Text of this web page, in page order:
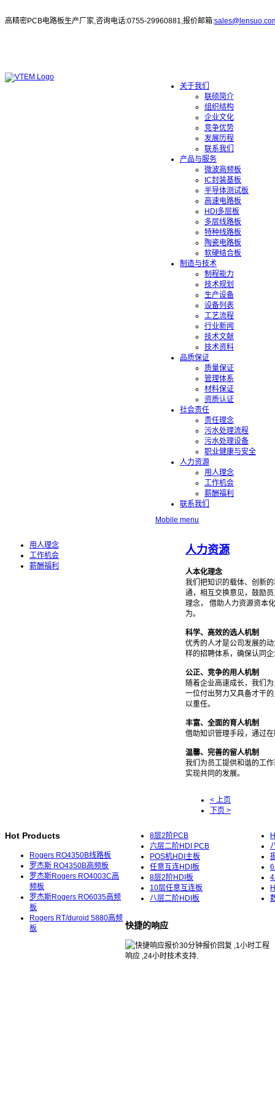
高精密PCB电路板生产厂家,咨询电话:0755-29960881,报价邮箱:
关于我们
联硕简介
组织结构
企业文化
竞争优势
发展历程
联系我们
产品与服务
微波高频板
IC封装基板
半导体测试板
高速电路板
HDI多层板
多层线路板
特种线路板
陶瓷电路板
软硬结合板
制造与技术
制程能力
技术规划
生产设备
设备列表
工艺流程
行业新闻
技术文献
技术资料
品质保证
质量保证
管理体系
材料保证
资质认证
社会责任
责任理念
污水处理流程
污水处理设备
职业健康与安全
人力资源
用人理念
工作机会
薪酬福利
联系我们
Mobile menu
用人理念
工作机会
薪酬福利
人力资源
人本化理念
我们把知识的载体、创新
通，相互交换意见，鼓励
理念， 借助人力资源资本
为。
科学、高效的选人机制
优秀的人才是公司发展的
样的招聘体系，确保认同
公正、竞争的用人机制
随着企业高速成长，我们
一位付出努力又具备才干
以重任。
丰富、全面的育人机制
借助知识管理手段，通过
温馨、完善的留人机制
我们为员工提供和谐的工
实现共同的发展。
< 上页
下页 >
Hot Products
Rogers RO4350B线路板
罗杰斯 RO4350B高频板
罗杰斯Rogers RO4003C高
频板
罗杰斯Rogers RO6035高频
板
Rogers RT/duroid 5880高频
板
8层2阶PCB
六层二阶HDI PCB
POS机HDI主板
任意互连HDI板
8层2阶HDI板
10层任意互连板
八层二阶HDI板
快捷的响应
30分钟报价回复 ,1小时工程
响应 ,24小时技术支持.